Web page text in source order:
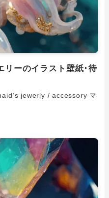
リーのイラスト壁紙･待
jewerly / accessory マ